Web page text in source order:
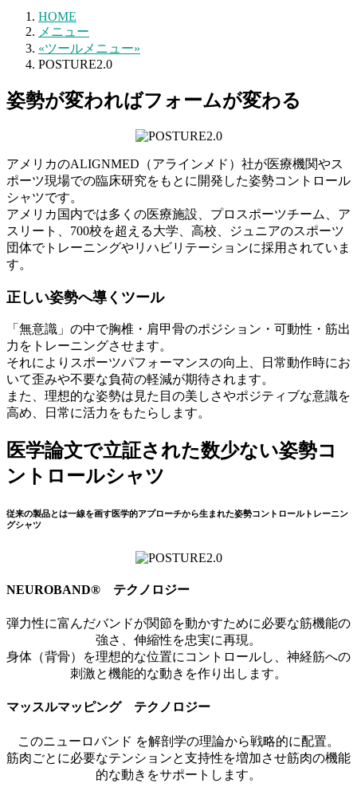
HOME
メニュー
«ツールメニュー»
POSTURE2.0
姿勢が変わればフォームが変わる
アメリカのALIGNMED（アラインメド）社が医療機関やス
ポーツ現場での臨床研究をもとに開発した姿勢コントロール
シャツです。
アメリカ国内では多くの医療施設、プロスポーツチーム、ア
スリート、700校を超える大学、高校、ジュニアのスポーツ
団体でトレーニングやリハビリテーションに採用されていま
す。
正しい姿勢へ導くツール
「無意識」の中で胸椎・肩甲骨のポジション・可動性・筋出
力をトレーニングさせます。
それによりスポーツパフォーマンスの向上、日常動作時にお
いて歪みや不要な負荷の軽減が期待されます。
また、理想的な姿勢は見た目の美しさやポジティブな意識を
高め、日常に活力をもたらします。
医学論文で立証された数少ない姿勢コ
ントロールシャツ
従来の製品とは一線を画す医学的アプローチから生まれた姿勢コントロールトレーニン
グシャツ
NEUROBAND® テクノロジー
弾力性に富んだバンドが関節を動かすために必要な筋機能の
強さ、伸縮性を忠実に再現。
身体（背骨）を理想的な位置にコントロールし、神経筋への
刺激と機能的な動きを作り出します。
マッスルマッピング テクノロジー
このニューロバンド を解剖学の理論から戦略的に配置。
筋肉ごとに必要なテンションと支持性を増加させ筋肉の機能
的な動きをサポートします。